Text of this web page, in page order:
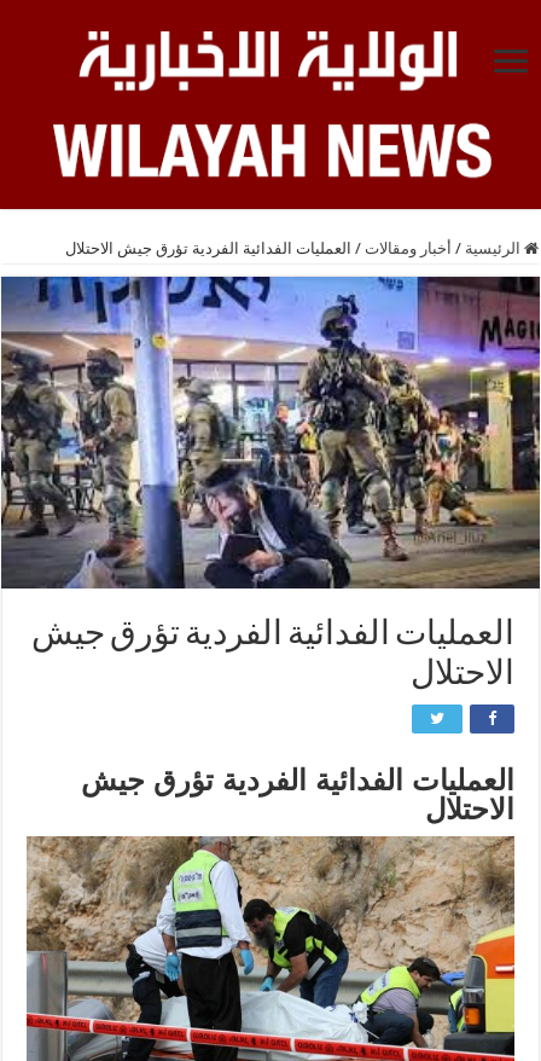
الرئيسية / أخبار ومقالات / العمليات الفدائية الفردية تؤرق جيش الاحتلال
العمليات الفدائية الفردية تؤرق جيش
الاحتلال
العمليات الفدائية الفردية تؤرق جيش
الاحتلال